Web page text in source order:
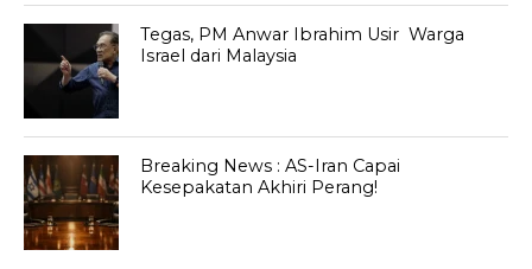
Tegas, PM Anwar Ibrahim Usir Warga
Israel dari Malaysia
Breaking News : AS-Iran Capai
Kesepakatan Akhiri Perang!